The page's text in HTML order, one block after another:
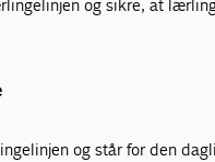
og sikre, at
og står for den